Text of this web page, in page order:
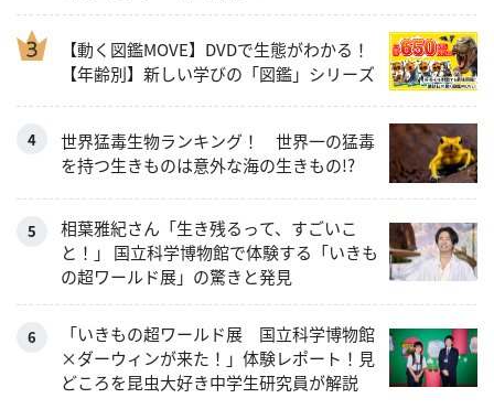
【動く図鑑MOVE】DVDで生態がわかる！
【年齢別】新しい学びの「図鑑」シリーズ
世界猛毒生物ランキング！ 世界一の猛毒
を持つ生きものは意外な海の生きもの!?
相葉雅紀さん「生き残るって、すごいこ
と！」 国立科学博物館で体験する「いきも
の超ワールド展」の驚きと発見
「いきもの超ワールド展 国立科学博物館
×ダーウィンが来た！」体験レポート！見
どころを昆虫大好き中学生研究員が解説